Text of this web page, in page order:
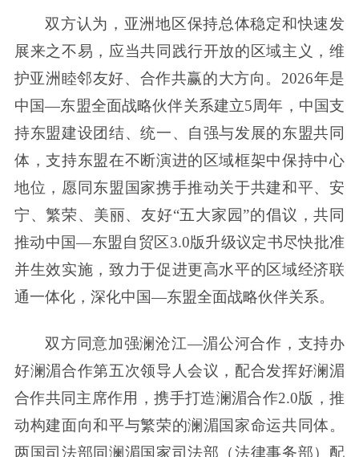
双方认为，亚洲地区保持总体稳定和快速发
展来之不易，应当共同践行开放的区域主义，维
护亚洲睦邻友好、合作共赢的大方向。2026年是
中国—东盟全面战略伙伴关系建立5周年，中国支
持东盟建设团结、统一、自强与发展的东盟共同
体，支持东盟在不断演进的区域框架中保持中心
地位，愿同东盟国家携手推动关于共建和平、安
宁、繁荣、美丽、友好“五大家园”的倡议，共同
推动中国—东盟自贸区3.0版升级议定书尽快批准
并生效实施，致力于促进更高水平的区域经济联
通一体化，深化中国—东盟全面战略伙伴关系。
双方同意加强澜沧江—湄公河合作，支持办
好澜湄合作第五次领导人会议，配合发挥好澜湄
合作共同主席作用，携手打造澜湄合作2.0版，推
动构建面向和平与繁荣的澜湄国家命运共同体。
两国司法部同澜湄国家司法部（法律事务部）配